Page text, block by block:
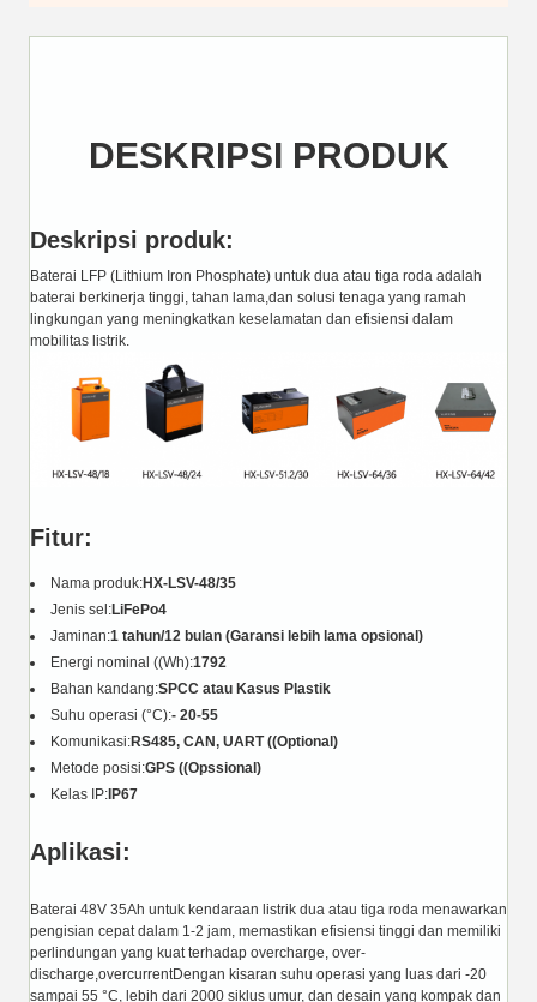
DESKRIPSI PRODUK
Deskripsi produk:
Baterai LFP (Lithium Iron Phosphate) untuk dua atau tiga roda adalah
baterai berkinerja tinggi, tahan lama,dan solusi tenaga yang ramah
lingkungan yang meningkatkan keselamatan dan efisiensi dalam
mobilitas listrik.
Fitur:
Nama produk:HX-LSV-48/35
Jenis sel:LiFePo4
Jaminan:1 tahun/12 bulan (Garansi lebih lama opsional)
Energi nominal ((Wh):1792
Bahan kandang:SPCC atau Kasus Plastik
Suhu operasi (°C):- 20-55
Komunikasi:RS485, CAN, UART ((Optional)
Metode posisi:GPS ((Opssional)
Kelas IP: IP67
Aplikasi:
Baterai 48V 35Ah untuk kendaraan listrik dua atau tiga roda menawarkan
pengisian cepat dalam 1-2 jam, memastikan efisiensi tinggi dan memiliki
perlindungan yang kuat terhadap overcharge, over-
discharge,overcurrentDengan kisaran suhu operasi yang luas dari -20
sampai 55 °C, lebih dari 2000 siklus umur, dan desain yang kompak dan